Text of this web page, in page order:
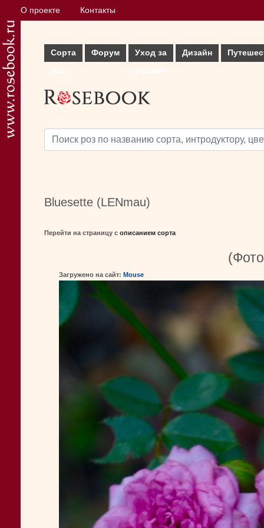
О проекте Контакты
Сорта
Форум
Уход за
Дизайн
Bluesette (LENmau)
Перейти на страницу с описанием сорта
Загружено на сайт: Mouse